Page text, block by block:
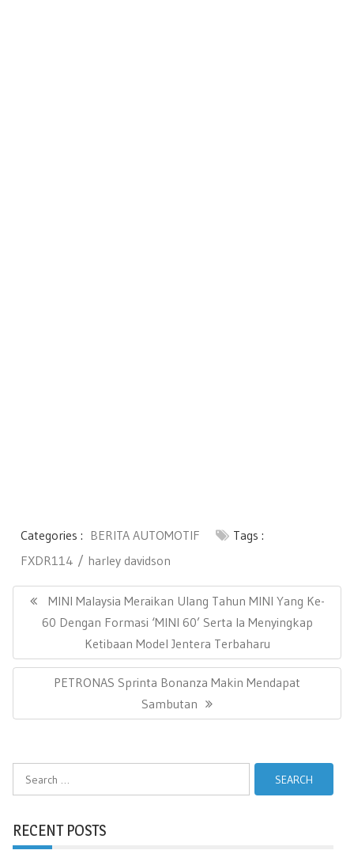
Categories : BERITA AUTOMOTIF
Tags :
FXDR114
harley davidson
navigation
Previous
Post:
MINI Malaysia Meraikan Ulang Tahun MINI Yang Ke-
60 Dengan Formasi ‘MINI 60’ Serta Ia Menyingkap
Ketibaan Model Jentera Terbaharu
Next
PETRONAS Sprinta Bonanza Makin Mendapat
Sambutan
Search
for:
RECENT POSTS